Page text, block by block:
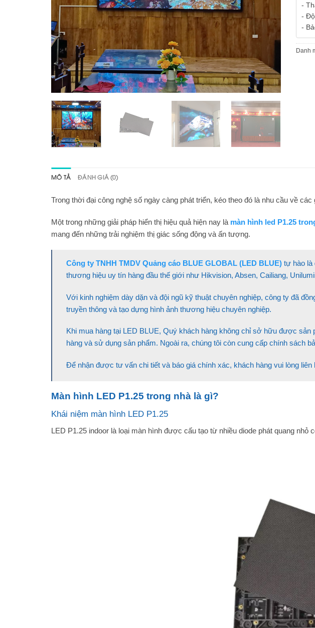
-
-
-
Danh
MÔ TẢ ĐÁNH GIÁ (0)
Trong thời đại công nghệ số ngày càng phát triển, kéo theo đó là nhu cầu về
Một trong những giải pháp hiển thị hiệu quả hiện nay là màn hình led P1.25
mang đến những trải nghiệm thị giác sống động và ấn tượng.
Công ty TNHH TMDV Quảng cáo BLUE GLOBAL (LED BLUE) tự hào là
thương hiệu uy tín hàng đầu thế giới như Hikvision, Absen, Cailiang,
Với kinh nghiệm dày dặn và đội ngũ kỹ thuật chuyên nghiệp, công ty đã
truyền thông và tạo dựng hình ảnh thương hiệu chuyên nghiệp.
Khi mua hàng tại LED BLUE, Quý khách hàng không chỉ sở hữu được
hàng và sử dụng sản phẩm. Ngoài ra, chúng tôi còn cung cấp chính sách
Để nhận được tư vấn chi tiết và báo giá chính xác, khách hàng vui lòng liên
Màn hình LED P1.25 trong nhà là gì?
Khái niệm màn hình LED P1.25
LED P1.25 indoor là loại màn hình được cấu tạo từ nhiều diode phát quang nhỏ